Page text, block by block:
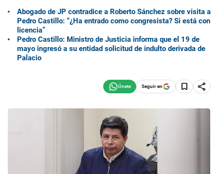
Abogado de JP contradice a Roberto Sánchez sobre visita a
Pedro Castillo: “¿Ha entrado como congresista? Si está con
licencia”
Pedro Castillo: Ministro de Justicia informa que el 19 de
mayo ingresó a su entidad solicitud de indulto derivada de
Palacio
Seguir en